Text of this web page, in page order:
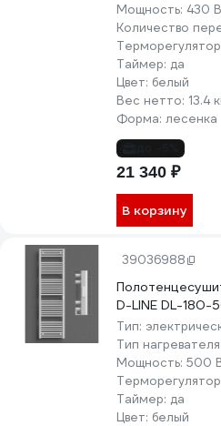
Мощность: 430
Количество
Таймер: да
Цвет: белый
Вес нетто: 13.4
Форма: лесенка
21 340 ₽
В корзину
39036988
D-LINE DL-180-
Тип:
Тип нагревателя:
Мощность: 500
Таймер: да
Цвет: белый